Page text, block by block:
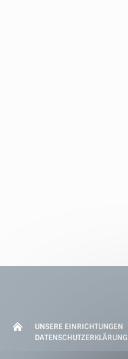
UNSERE EINRICHTUNGEN
DATENSCHUTZERKLÄRUNG